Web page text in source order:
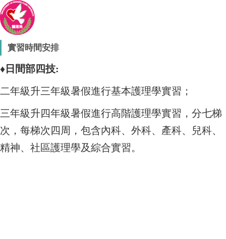
實習時間安排
♦日間部四技:
二年級升三年級暑假進行基本護理學實習；
三年級升四年級暑假進行高階護理學實習，分七梯
次，每梯次四周， 包含內科、外科、產科、兒科、
精神、社區護理學及綜合實習。